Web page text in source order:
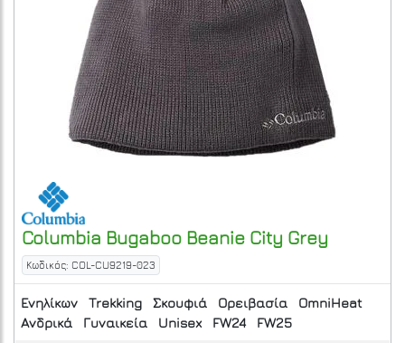
Columbia Bugaboo Beanie City Grey
Κωδικός: COL-CU9219-023
Ενηλίκων Trekking Σκουφιά Ορειβασία
OmniHeat
Ανδρικά
Γυναικεία Unisex FW24 FW25